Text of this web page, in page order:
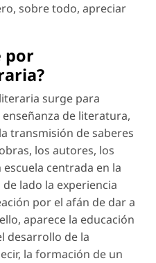
sobre todo, apreciar
por
surge para
enseñanza de literatura,
transmisión de saberes
los autores, los
centrada en la
lado la experiencia
por el afán de dar a
aparece la educación
desarrollo de la
la formación de un